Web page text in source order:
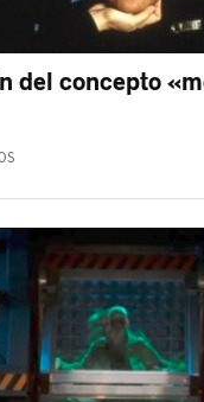
del concepto